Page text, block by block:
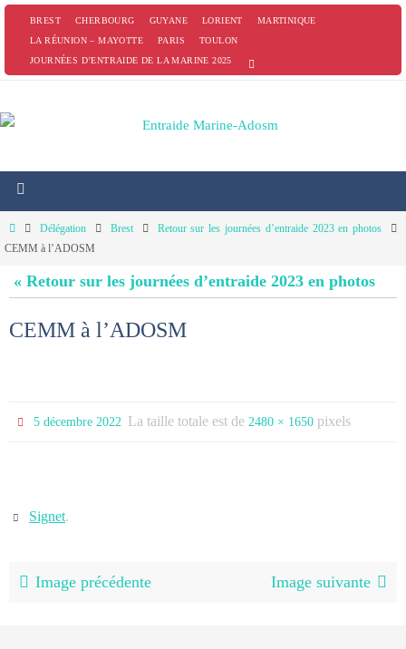
PasserBREST CHERBOURG GUYANE LORIENT
MARTINIQUE
LA RÉUNION – MAYOTTE
PARIS
TOULON
JOURNÉES D’ENTRAIDE DE LA MARINE 2025
HomeDélégation Brest
Retour sur les journées d’entraide 2023 en photos
CEMM à l’ADOSM
« Retour sur les journées d’entraide 2023 en photos
CEMM à l’ADOSM
5 décembre 2022 La taille totale est de 2480 × 1650 pixels
Signet.
Image précédente Image suivante